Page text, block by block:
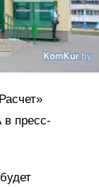
пресс-